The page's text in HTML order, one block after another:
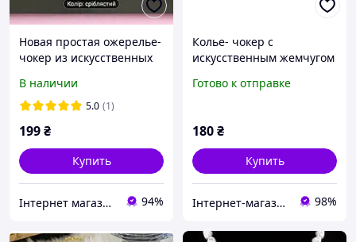
Новая простая ожерелье-
чокер из искусственных
стиле, идеально подходит
для женщин
В наличии
5.0 (1)
199₴
Купить
Інтернет магазин KupiPartu 94%
Колье- чокер с
искусственным жемчугом
Готово к отправке
180₴
Купить
Інтернет-магазин ARIShop 98%